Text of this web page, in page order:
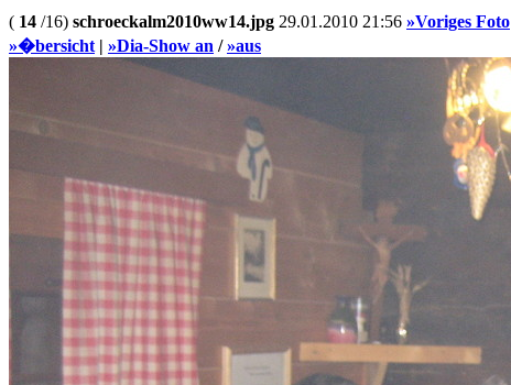
( 14 /16) schroeckalm2010ww14.jpg 29.01.2010 21:56 »Voriges Foto
»�bersicht | »Dia-Show an /»aus